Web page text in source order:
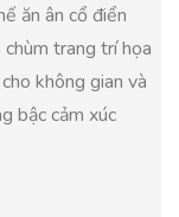
ăn ân cổ điển
trang trí họa
không gian và
bậc cảm xúc